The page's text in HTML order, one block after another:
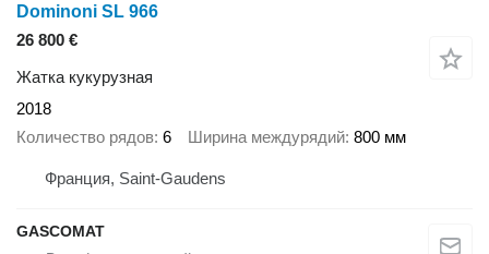
Dominoni SL 966
26 800 €
Жатка кукурузная
2018
Количество рядов 6 Ширина междурядий 800 мм
Франция, Saint-Gaudens
GASCOMAT